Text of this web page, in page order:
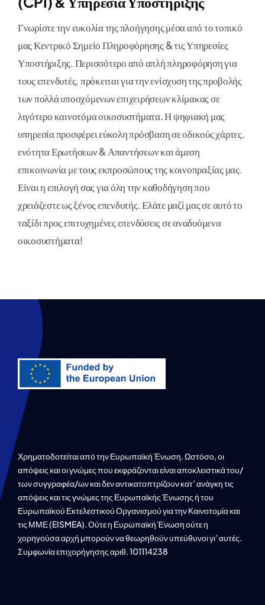
Γνωρίστε την ευκολία της πλοήγησης μέσα από το τοπικό
μας Κεντρικό Σημείο Πληροφόρησης & τις Υπηρεσίες
Υποστήριξης. Περισσότερο από απλή πληροφόρηση για
τους επενδυτές, πρόκειται για την ενίσχυση της προβολής
των πολλά υποσχόμενων επιχειρήσεων κλίμακας σε
λιγότερο καινοτόμα οικοσυστήματα. Η ψηφιακή μας
υπηρεσία προσφέρει εύκολη πρόσβαση σε οδικούς χάρτες,
ενότητα Ερωτήσεων & Απαντήσεων και άμεση
επικοινωνία με τους εκπροσώπους της κοινοπραξίας μας.
Είναι η επιλογή σας για όλη την καθοδήγηση που
χρειάζεστε ως ξένος επενδυτής. Ελάτε μαζί μας σε αυτό το
ταξίδι προς επιτυχημένες επενδύσεις σε αναδυόμενα
οικοσυστήματα!
Χρηματοδοτείται από την Ευρωπαϊκή Ένωση. Ωστόσο, οι
απόψεις και οι γνώμες που εκφράζονται είναι αποκλειστικά του/
των συγγραφέα/ων και δεν αντικατοπτρίζουν κατ’ ανάγκη τις
απόψεις και τις γνώμες της Ευρωπαϊκής Ένωσης ή του
Ευρωπαϊκού Εκτελεστικού Οργανισμού για την Καινοτομία και
τις ΜΜΕ (EISMEA). Ούτε η Ευρωπαϊκή Ένωση ούτε η
χορηγούσα αρχή μπορούν να θεωρηθούν υπεύθυνοι γι’ αυτές.
Συμφωνία επιχορήγησης αριθ. 101114238